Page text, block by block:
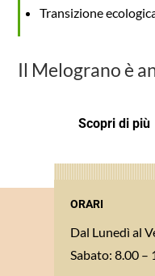
Transizione
Il Melograno è
Scopri di più
ORARI
Dal Lunedì al
Sabato: 8.00 –